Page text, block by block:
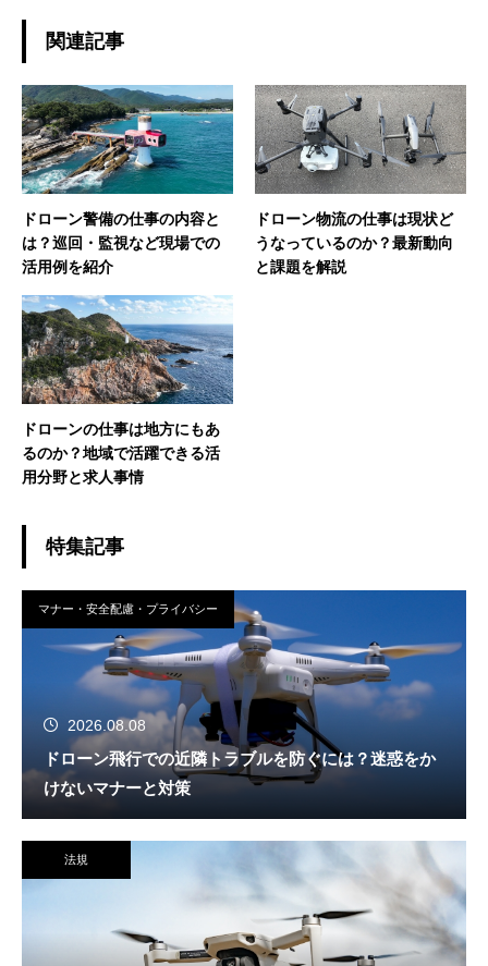
関連記事
ドローン警備の仕事の内容と
は？巡回・監視など現場での
活用例を紹介
ドローン物流の仕事は現状ど
うなっているのか？最新動向
と課題を解説
ドローンの仕事は地方にもあ
るのか？地域で活躍できる活
用分野と求人事情
特集記事
マナー・安全配慮・プライバシー
2026.08.08
ドローン飛行での近隣トラブルを防ぐには？迷惑をか
けないマナーと対策
法規